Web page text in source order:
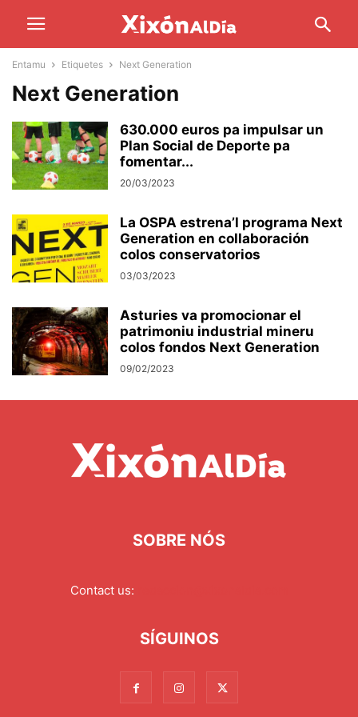
Entamu Etiquetes Next Generation
Next Generation
630.000 euros pa impulsar un
Plan Social de Deporte pa
fomentar...
20/03/2023
La OSPA estrena’l programa Next
Generation en collaboración
colos conservatorios
03/03/2023
Asturies va promocionar el
patrimoniu industrial mineru
colos fondos Next Generation
09/02/2023
SOBRE NÓS
Contact us:
SÍGUINOS